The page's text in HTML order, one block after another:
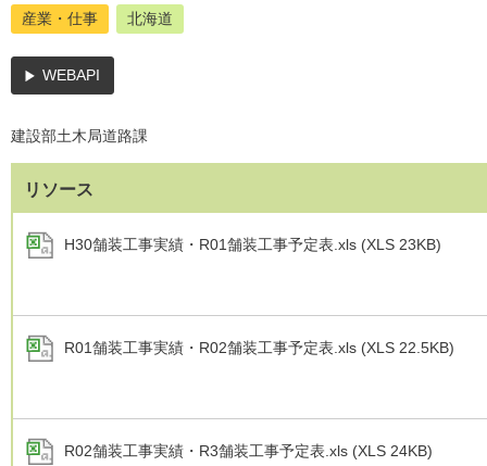
産業・仕事 北海道
WEBAPI
建設部土木局道路課
リソース
H30舗装工事実績・R01舗装工事予定表.xls (XLS 23KB)
R01舗装工事実績・R02舗装工事予定表.xls (XLS 22.5KB)
R02舗装工事実績・R3舗装工事予定表.xls (XLS 24KB)